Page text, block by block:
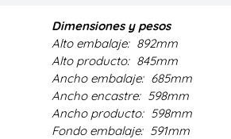
Dimensiones y pesos
Alto embalaje: 892mm
Alto producto: 845mm
Ancho embalaje: 685mm
Ancho encastre: 598mm
Ancho producto: 598mm
Fondo embalaje: 591mm